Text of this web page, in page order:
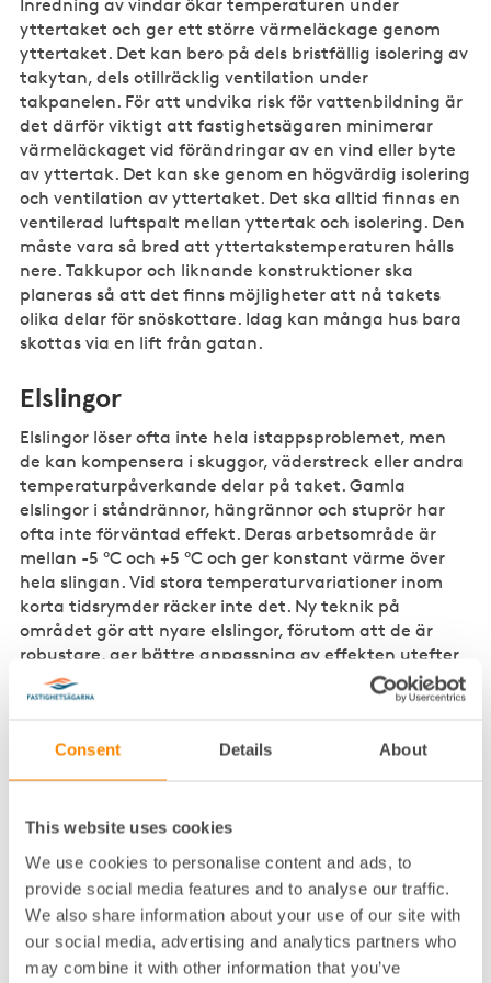
Consent Details About
This website uses cookies
We use cookies to personalise content and ads, to
provide social media features and to analyse our traffic.
We also share information about your use of our site with
our social media, advertising and analytics partners who
may combine it with other information that you’ve
Inredning av vindar ökar temperaturen under
yttertaket och ger ett större värmeläckage genom
yttertaket. Det kan bero på dels bristfällig isolering av
takytan, dels otillräcklig ventilation under
takpanelen. För att undvika risk för vattenbildning är
det därför viktigt att fastighetsägaren minimerar
värmeläckaget vid förändringar av en vind eller byte
av yttertak. Det kan ske genom en högvärdig isolering
och ventilation av yttertaket. Det ska alltid finnas en
ventilerad luftspalt mellan yttertak och isolering. Den
måste vara så bred att yttertakstemperaturen hålls
nere. Takkupor och liknande konstruktioner ska
planeras så att det finns möjligheter att nå takets
olika delar för snöskottare. Idag kan många hus bara
skottas via en lift från gatan.
Elslingor
Elslingor löser ofta inte hela istappsproblemet, men
de kan kompensera i skuggor, väderstreck eller andra
temperaturpåverkande delar på taket. Gamla
elslingor i ståndrännor, hängrännor och stuprör har
ofta inte förväntad effekt. Deras arbetsområde är
mellan -5 °C och +5 °C och ger konstant värme över
hela slingan. Vid stora temperaturvariationer inom
korta tidsrymder räcker inte det. Ny teknik på
området gör att nyare elslingor, förutom att de är
robustare, ger bättre anpassning av effekten utefter
slingan till de områden där behovet är störst. Styrning
kan ske utifrån såväl temperatur som fukt. Även här
utformas. Före vintern måste befintliga slingor
okulärt kontrolleras, sensorn som styr eltillförsel
funktionskontrolleras. Äldre slingor bränns lätt sönder
viktigt att varningsskylt finns uppsatt så att
snöskottare och plåtslagare vet vad som finns på
taket.
Snörasskydd